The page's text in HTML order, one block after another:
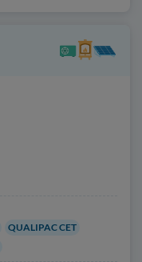
QUALIPAC CET